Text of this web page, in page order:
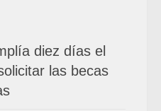
diez días el
las becas